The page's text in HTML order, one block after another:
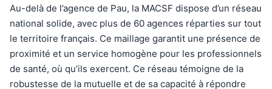
Au-delà de l’agence de Pau, la MACSF dispose d’un réseau
national solide, avec plus de 60 agences réparties sur tout
le territoire français. Ce maillage garantit une présence de
proximité et un service homogène pour les professionnels
de santé, où qu’ils exercent. Ce réseau témoigne de la
robustesse de la mutuelle et de sa capacité à répondre